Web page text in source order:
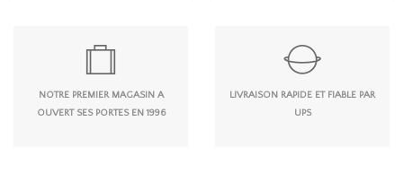
NOTRE PREMIER MAGASIN A
OUVERT SES PORTES EN 1996
LIVRAISON RAPIDE ET FIABLE PAR
UPS